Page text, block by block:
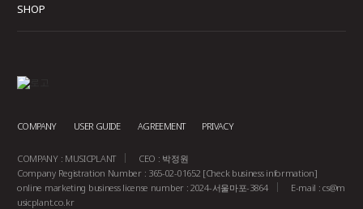
SHOP
COMPANY USER GUIDE AGREEMENT PRIVACY
COMPANY : MUSICPLANT
CEO : 박정원
Company Registration Number : 365-02-01652 [Check business information]
online marketing business license number : 2024-서울마포-3864
E-mail :cs@m
usicplant.co.kr